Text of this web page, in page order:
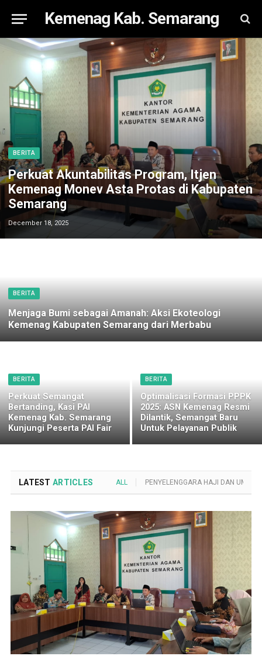
Kemenag Kab. Semarang
BERITA
Perkuat Akuntabilitas Program, Itjen
Kemenag Monev Asta Protas di Kabupaten
Semarang
December 18, 2025
BERITA
Menjaga Bumi sebagai Amanah: Aksi Ekoteologi
Kemenag Kabupaten Semarang dari Merbabu
BERITA
Perkuat Semangat
Bertanding, Kasi PAI
Kemenag Kab. Semarang
Kunjungi Peserta PAI Fair
BERITA
Optimalisasi Formasi PPPK
2025: ASN Kemenag Resmi
Dilantik, Semangat Baru
Untuk Pelayanan Publik
LATEST ARTICLES ALL PENYELENGGARA HAJI DAN UMROH